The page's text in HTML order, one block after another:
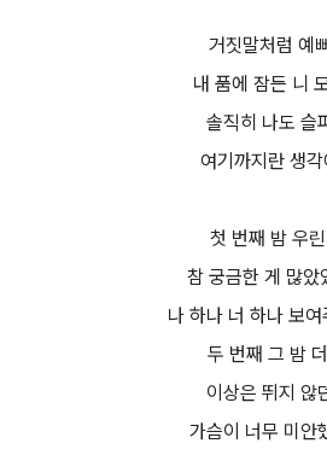
거짓말처럼 예
내 품에 잠든 니
솔직히 나도 슬
여기까지란 생각
첫 번째 밤 우린
참 궁금한 게 많았
나 하나 너 하나 보여
두 번째 그 밤 더
이상은 뛰지 않
가슴이 너무 미안